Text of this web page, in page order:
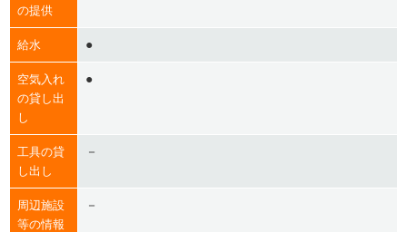
の提供
給水 ●
空気入れ
の貸し出
し
●
工具の貸
し出し
－
周辺施設
等の情報
－